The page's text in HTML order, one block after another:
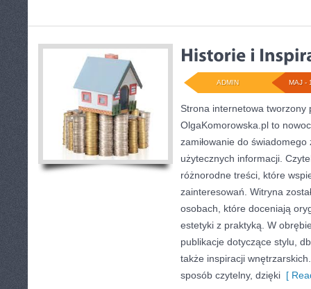
MAJ -
ADMIN
Strona internetowa tworzony
OlgaKomorowska.pl to
zamiłowanie do
użytecznych informacji.
różnorodne treści, które
zainteresowań. Witryna
osobach, które doceniają
estetyki z praktyką. W
publikacje dotyczące stylu,
także inspiracji
sposób czytelny, dzięki [